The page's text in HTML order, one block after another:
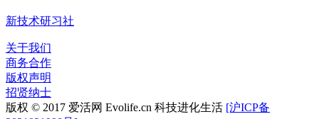
新技术研习社
关于我们
商务合作
版权声明
招贤纳士
版权 © 2017 爱活网 Evolife.cn 科技进化生活 [沪ICP备